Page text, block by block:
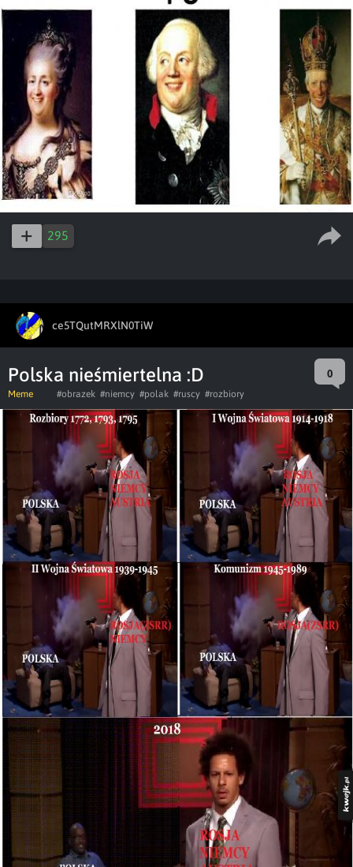
295
ce5TQutMRXlN0TiW
Polska nieśmiertelna :D 0
Meme #obrazek #niemcy #polak #ruscy #rozbiory